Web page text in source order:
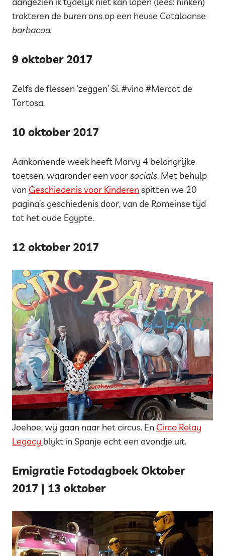
trakteren de buren ons op een heuse Catalaanse
barbacoa.
9 oktober 2017
Zelfs de flessen ‘zeggen’ Si. #vino #Mercat de
Tortosa.
10 oktober 2017
Aankomende week heeft Marvy 4 belangrijke
toetsen, waaronder een voorsocials. Met behulp
van Geschiedenis voor Kinderen spitten we 20
pagina’s geschiedenis door, van de Romeinse tijd
tot het oude Egypte.
12 oktober 2017
Joehoe, wij gaan naar het circus. En Circo Relay
Legacy blijkt in Spanje echt een avondje uit.
Emigratie Fotodagboek Oktober
2017 | 13 oktober